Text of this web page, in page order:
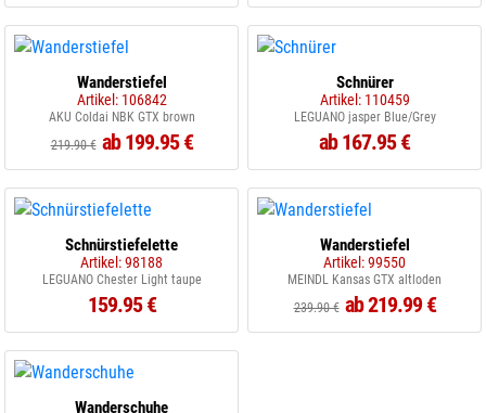
Wanderstiefel
Artikel: 106842
AKU Coldai NBK GTX brown
219.90 € ab 199.95 €
Schnürer
Artikel: 110459
LEGUANO jasper Blue/Grey
ab 167.95 €
Schnürstiefelette
Artikel: 98188
LEGUANO Chester Light taupe
159.95 €
Wanderstiefel
Artikel: 99550
MEINDL Kansas GTX altloden
239.90 € ab 219.99 €
Wanderschuhe